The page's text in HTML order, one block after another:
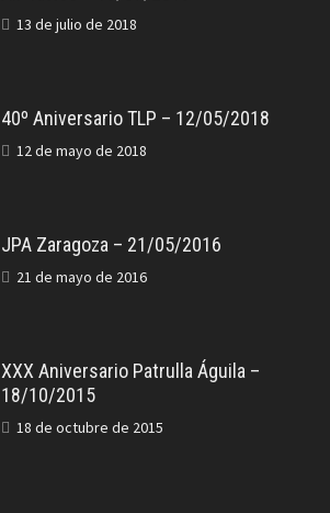
13 de julio de 2018
40º Aniversario TLP – 12/05/2018
12 de mayo de 2018
JPA Zaragoza – 21/05/2016
21 de mayo de 2016
XXX Aniversario Patrulla Águila –
18/10/2015
18 de octubre de 2015